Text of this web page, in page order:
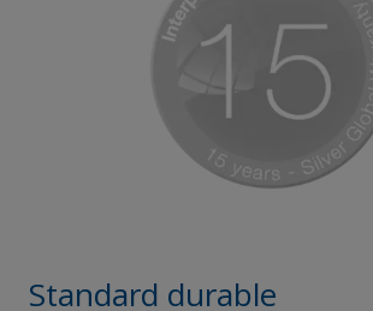
Standard durable